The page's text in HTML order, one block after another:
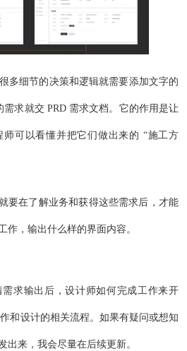
多细节的决策和逻辑就需要添加文字的
求就交 PRD 需求文档。它的作用是让
可以看懂并把它们做出来的 “施工方
要在了解业务和获得这些需求后，才能
作，输出什么样的界面内容。
求输出后，设计师如何完成工作来开
和设计的相关流程。如果有疑问或想知
出来，我会尽量在后续更新。